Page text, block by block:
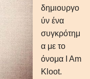
δημιουργο
ύν ένα
συγκρότημ
α με το
όνομα I Am
Kloot.